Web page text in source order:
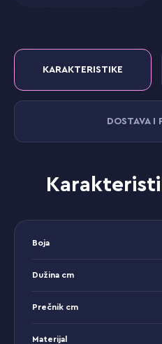
KARAKTERISTIKE
DOSTAVA I
Boja
Dužina cm
Prečnik cm
Materijal